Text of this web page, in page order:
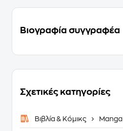
Βιογραφία συγγραφέα
Σχετικές κατηγορίες
Βιβλία & Κόμικς Manga